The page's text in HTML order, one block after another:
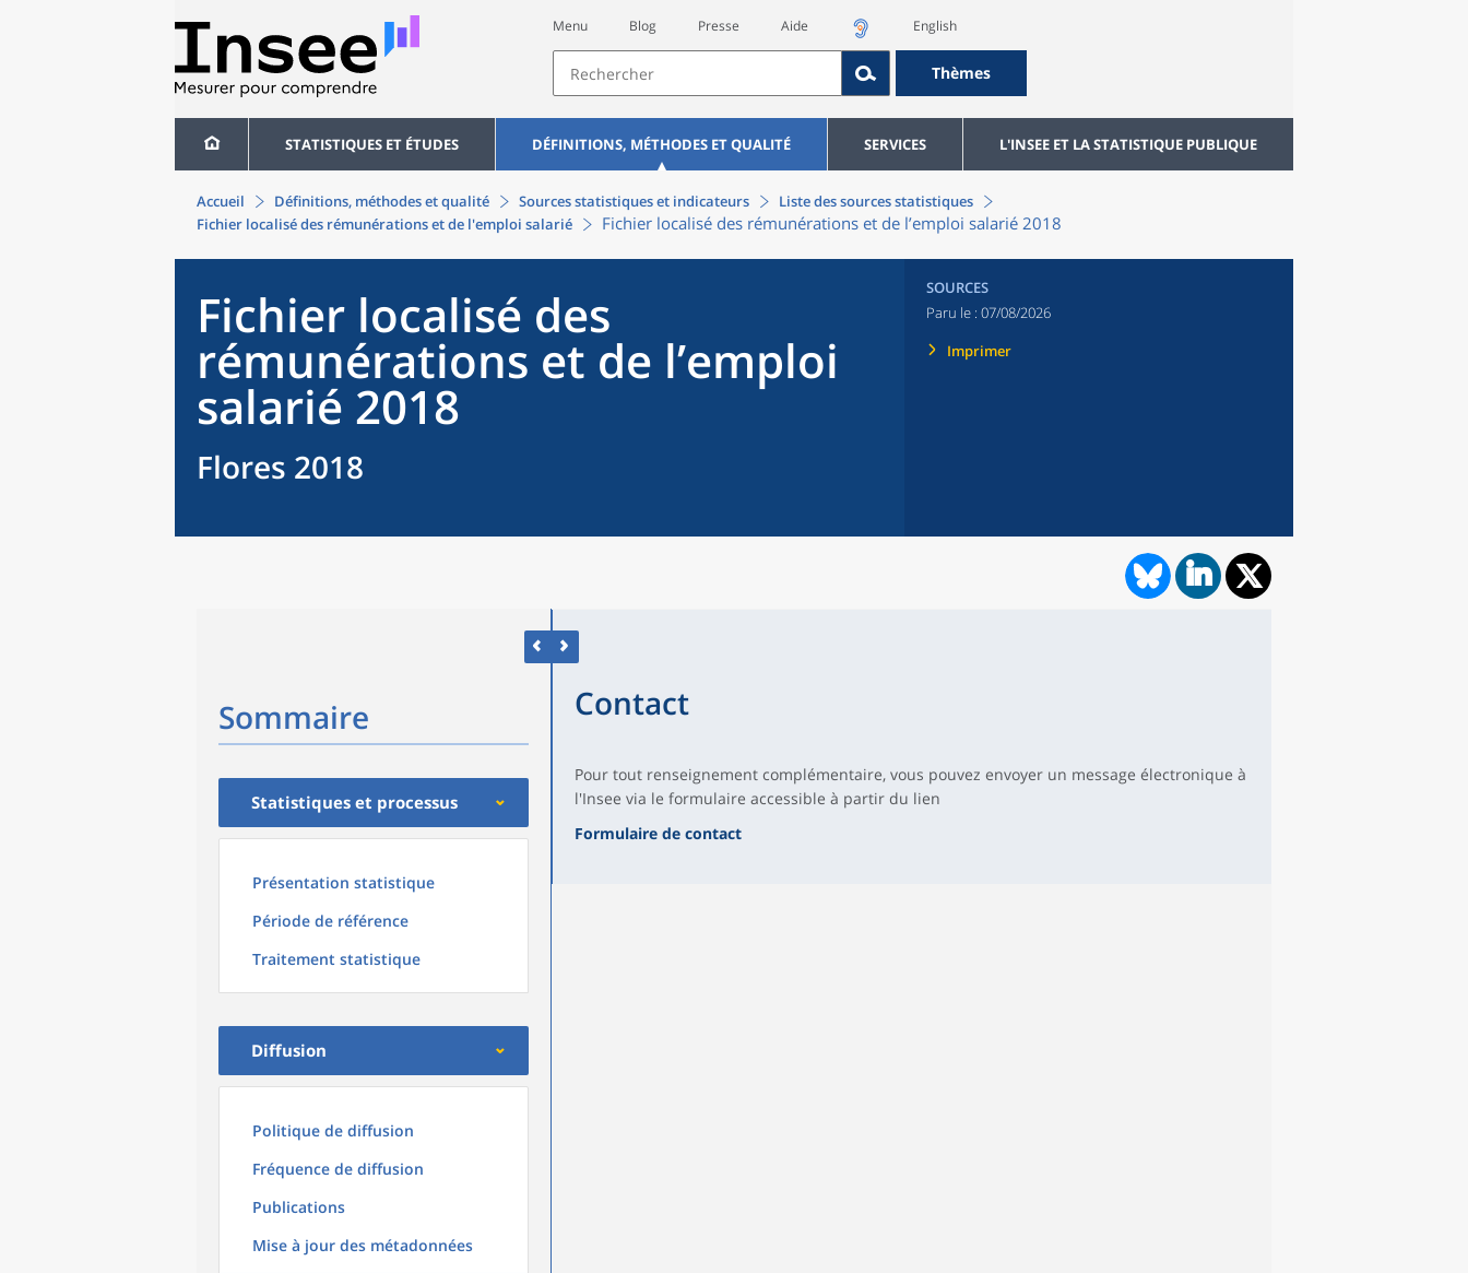
Menu Blog Presse Aide English
Thèmes
STATISTIQUES ET ÉTUDES DÉFINITIONS, MÉTHODES ET QUALITÉ SERVICES L'INSEE ET LA STATISTIQUE PUBLIQUE
Accueil Définitions, méthodes et qualité Sources statistiques et indicateurs
Liste des sources statistiques
Fichier localisé des rémunérations et de l'emploi salarié
Fichier localisé des rémunérations et de l’emploi salarié 2018
Fichier localisé des
rémunérations et de l’emploi
salarié 2018
Flores 2018
SOURCES
Paru le : 07/08/2026
Imprimer
Sommaire
Statistiques et processus
Présentation statistique
Période de référence
Traitement statistique
Diffusion
Politique de diffusion
Fréquence de diffusion
Publications
Mise à jour des métadonnées
Contact
Pour tout renseignement complémentaire, vous pouvez envoyer un message électronique à
l'Insee via le formulaire accessible à partir du lien
Formulaire de contact